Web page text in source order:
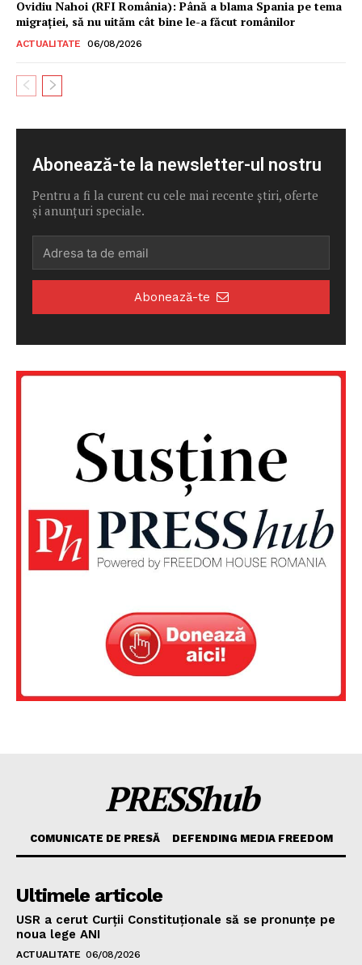
Ovidiu Nahoi (RFI România): Până a blama Spania pe tema
migrației, să nu uităm cât bine le-a făcut românilor
ACTUALITATE 06/08/2026
Abonează-te la newsletter-ul nostru
Pentru a fi la curent cu cele mai recente știri, oferte
și anunțuri speciale.
Abonează-te
PRESShub
COMUNICATE DE PRESĂ DEFENDING MEDIA FREEDOM
Ultimele articole
USR a cerut Curții Constituționale să se pronunțe pe
noua lege ANI
ACTUALITATE 06/08/2026